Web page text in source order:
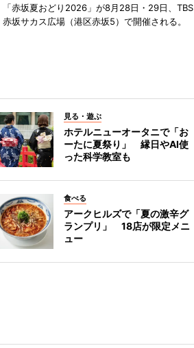
「赤坂夏おどり2026」が8月28日・29日、TBS
赤坂サカス広場（港区赤坂5）で開催される。
見る・遊ぶ
ホテルニューオータニで「お
ーたに夏祭り」 縁日やAI使
った科学教室も
食べる
アークヒルズで「夏の激辛グ
ランプリ」 18店が限定メニ
ュー